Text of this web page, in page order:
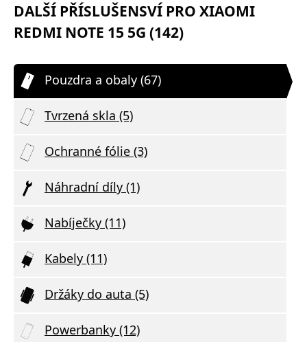
DALŠÍ PŘÍSLUŠENSVÍ PRO XIAOMI
REDMI NOTE 15 5G (142)
Pouzdra a obaly (67)
Tvrzená skla (5)
Ochranné fólie (3)
Náhradní díly (1)
Nabíječky (11)
Kabely (11)
Držáky do auta (5)
Powerbanky (12)